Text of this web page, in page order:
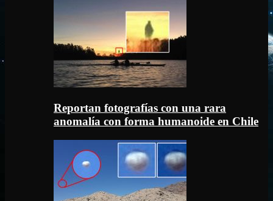
Reportan fotografías con una rara
anomalía con forma humanoide en Chile